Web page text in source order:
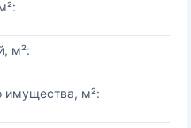
м²:
имущества, м²: